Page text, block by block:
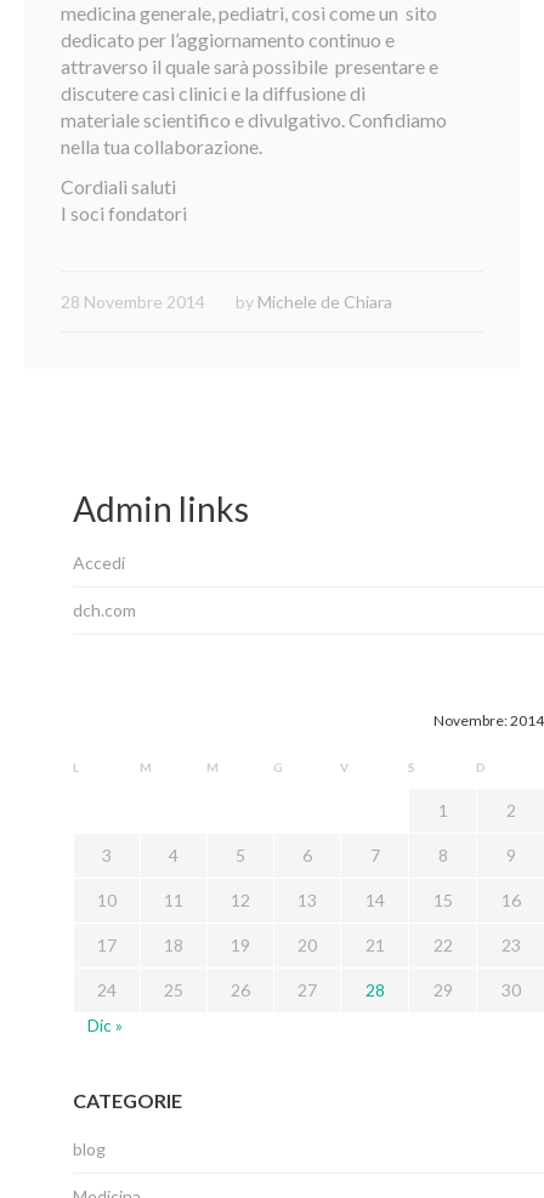
medicina generale, pediatri, così come un sito
dedicato per l’aggiornamento continuo e
attraverso il quale sarà possibile presentare e
discutere casi clinici e la diffusione di
materiale scientifico e divulgativo. Confidiamo
nella tua collaborazione.
Cordiali saluti
I soci fondatori
28 Novembre 2014 by Michele de Chiara
Admin links
Accedi
dch.com
Novembre: 2014
L M M G V S D
1 2
3 4 5 6 7 8 9
10 11 12 13 14 15 16
17 18 19 20 21 22 23
24 25 26 27 28 29
30
Dic »
CATEGORIE
blog